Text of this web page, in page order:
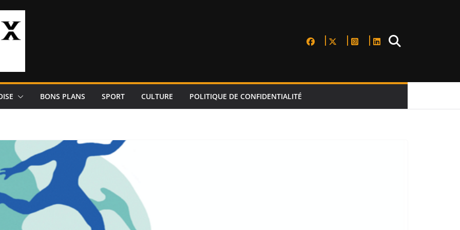
BONS PLANS SPORT CULTURE POLITIQUE DE CONFIDENTIALITÉ